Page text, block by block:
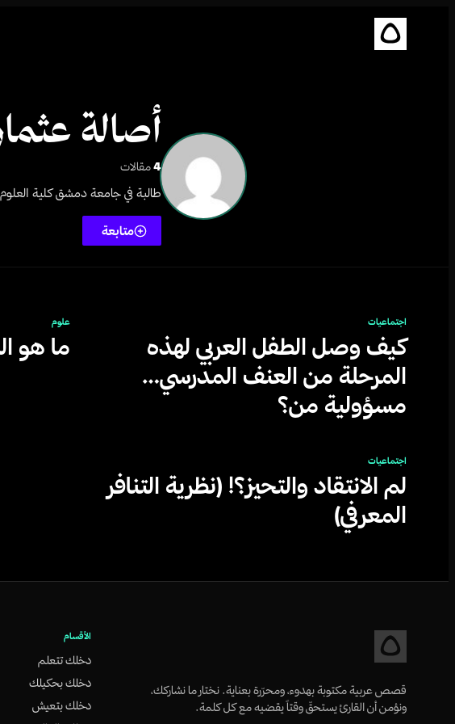
أصالة
4مقالات
طالبة في جامعة دمشق كلية
متابعة
اجتماعيات
كيف وصل الطفل العربي لهذه
المرحلة من العنف المدرسي…
مسؤولية من؟
علوم
ما هو
اجتماعيات
لم الانتقاد والتحيز؟! (نظرية التنافر
المعرفي)
قصص عربية مكتوبة بهدوء، ومحرّرة بعناية. نختار ما نشاركك،
ونؤمن أن القارئ يستحقّ وقتاً يقضيه مع كل كلمة.
الأقسام
دخلك تتعلم
دخلك بحكيلك
دخلك بتعيش